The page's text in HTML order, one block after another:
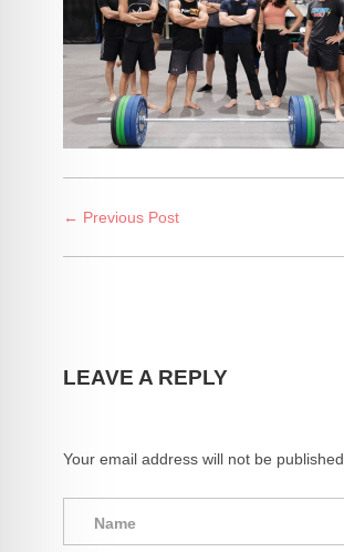
← Previous Post
LEAVE A REPLY
Your email address will not be published.
Name